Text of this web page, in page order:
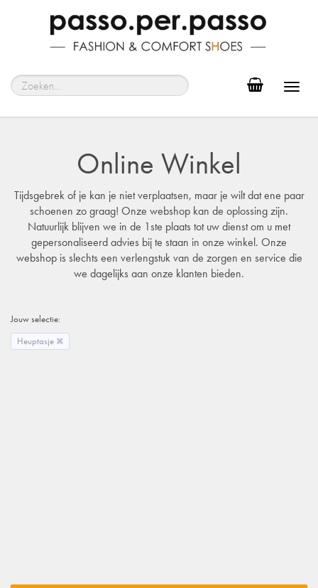
Online Winkel
Tijdsgebrek of je kan je niet verplaatsen, maar je wilt dat ene paar
schoenen zo graag! Onze webshop kan de oplossing zijn.
Natuurlijk blijven we in de 1ste plaats tot uw dienst om u met
gepersonaliseerd advies bij te staan in onze winkel. Onze
webshop is slechts een verlengstuk van de zorgen en service die
we dagelijks aan onze klanten bieden.
Jouw selectie:
Heuptasje